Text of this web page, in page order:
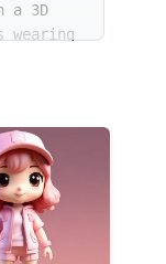
a 3D
wearing
the
and
a